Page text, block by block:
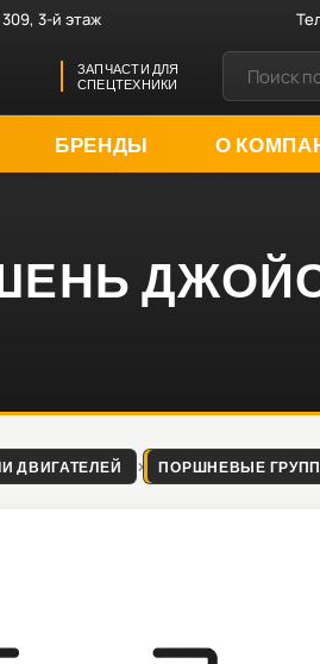
3-й этаж
ЗАПЧАСТИ ДЛЯ
СПЕЦТЕХНИКИ
БРЕНДЫ О
ДВИГАТЕЛЕЙ ПОРШНЕВЫЕ